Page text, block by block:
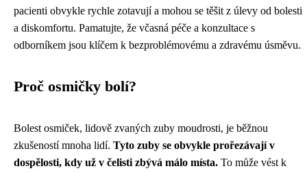
pacienti obvykle rychle zotavují a mohou se těšit z úlevy od bolesti
a diskomfortu. Pamatujte, že včasná péče a konzultace s
odborníkem jsou klíčem k bezproblémovému a zdravému úsměvu.
Proč osmičky bolí?
Bolest osmiček, lidově zvaných zuby moudrosti, je běžnou
zkušeností mnoha lidí. Tyto zuby se obvykle prořezávají v
dospělosti, kdy už v čelisti zbývá málo místa. To může vést k